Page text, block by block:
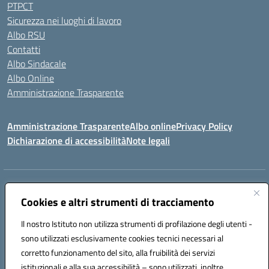
Cookies e altri strumenti di tracciamento
Il nostro Istituto non utilizza strumenti di profilazione degli utenti -
sono utilizzati esclusivamente cookies tecnici necessari al
corretto funzionamento del sito, alla fruibilità dei servizi
PTPCT
Sicurezza nei luoghi di lavoro
Albo RSU
Contatti
Albo Sindacale
Albo Online
Amministrazione Trasparente
Amministrazione TrasparenteAlbo onlinePrivacy Policy
Dichiarazione di accessibilitàNote legali
Centralino:
Posta elettronica certificata (PEC):tpis02200a@pec.istruzione.it
Codice fiscale: 93066580817
Codice meccanografico:TPIS02200A
VIA CESARÒ, 36 - 91016 ERICE - CASA SANTA (TP)